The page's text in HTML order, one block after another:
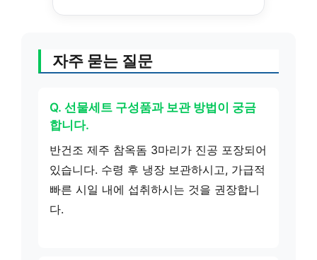
자주 묻는 질문
Q. 선물세트 구성품과 보관 방법이 궁금
합니다.
반건조 제주 참옥돔 3마리가 진공 포장되어
있습니다. 수령 후 냉장 보관하시고, 가급적
빠른 시일 내에 섭취하시는 것을 권장합니
다.